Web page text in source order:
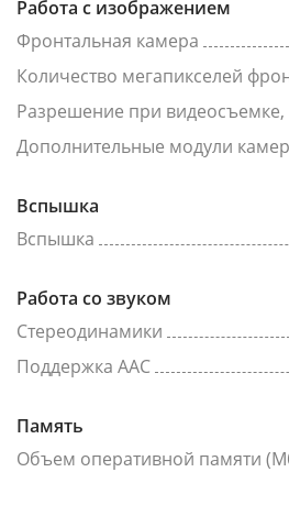
Работа с изображением
Фронтальная камера
Количество мегапикселей
Разрешение при видеосъемке,
Дополнительные модули
Вспышка
Вспышка
Работа со звуком
Стереодинамики
Поддержка AAC
Память
Объем оперативной памяти